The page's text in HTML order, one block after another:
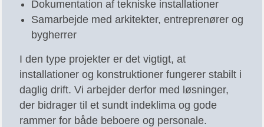
Dokumentation af tekniske installationer
Samarbejde med arkitekter, entreprenører og
bygherrer
I den type projekter er det vigtigt, at
installationer og konstruktioner fungerer stabilt i
daglig drift. Vi arbejder derfor med løsninger,
der bidrager til et sundt indeklima og gode
rammer for både beboere og personale.